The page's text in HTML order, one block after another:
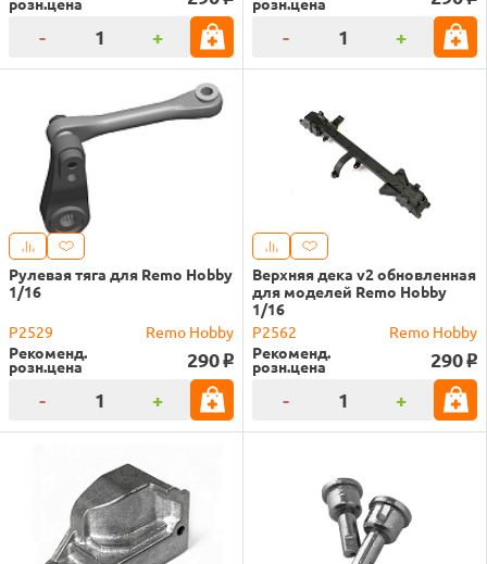
- + - +
Рулевая тяга для Remo Hobby
1/16
P2529
Remo Hobby
Рекоменд.
розн.цена 290 o
- +
Верхняя дека v2 обновленная
для моделей Remo Hobby
1/16
P2562
Remo Hobby
Рекоменд.
розн.цена 290 o
- +